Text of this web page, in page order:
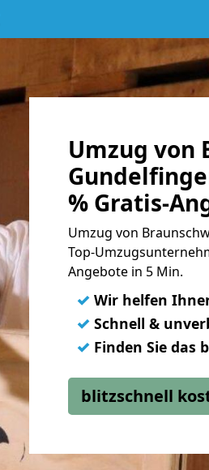
Umzug von
% Gratis-
Umzug von
Top-
Angebote in 5 Min.
✓ Wir helfen
✓ Schnell &
✓ Finden Sie das
blitzschnell